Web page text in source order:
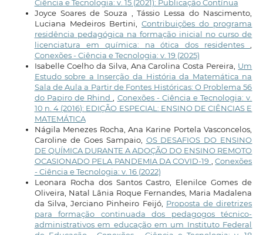
Ciência e Tecnologia: v. 15 (2021): Publicação Contínua
Joyce Soares de Souza , Tássio Lessa do Nascimento,
Luciana Medeiros Bertini,Contribuições do programa
residência pedagógica na formação inicial no curso de
licenciatura em química: na ótica dos residentes
Conexões - Ciência e Tecnologia: v. 19 (2025)
Isabelle Coelho da Silva, Ana Carolina Costa Pereira, Um
Estudo sobre a Inserção da História da Matemática na
Sala de Aula a Partir de Fontes Históricas: O Problema 56
do Papiro de Rhind
Conexões - Ciência e Tecnologia: v.
10 n. 4 (2016): EDIÇÃO ESPECIAL: ENSINO DE CIÊNCIAS E
MATEMÁTICA
Nágila Menezes Rocha, Ana Karine Portela Vasconcelos,
Caroline de Goes Sampaio, OS DESAFIOS DO ENSINO
DE QUÍMICA DURANTE A ADOÇÃO DO ENSINO REMOTO
OCASIONADO PELA PANDEMIA DA COVID-19
,Conexões
- Ciência e Tecnologia: v. 16 (2022)
Leonara Rocha dos Santos Castro, Elenilce Gomes de
Oliveira, Natal Lânia Roque Fernandes, Maria Madalena
da Silva, Jerciano Pinheiro Feijó, Proposta de diretrizes
para formação continuada dos pedagogos técnico-
administrativos em educação em um Instituto Federal